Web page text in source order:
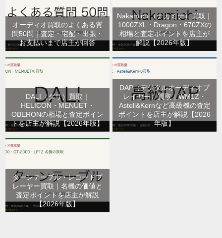
オーディオ買取のよくある質
問50問｜査定・宅配・出張・
お支払いまで店主が回答
Nakamichi（ナカミチ）買取｜
1000ZXL・Dragon・670ZXの
相場と査定ポイントを店主が
解説【2026年版】
DALI（ダリ）買取｜
HELICON・MENUET・
OBERONの相場と査定ポイン
トを店主が解説【2026年版】
DAP（デジタルオーディオプ
レイヤー）買取｜WM1Z・
Astell&Kernなど高級機の査定
ポイントを店主が解説【2026
年版】
ターンテーブル・レコードプ
レーヤー買取｜名機の価値と
査定ポイントを店主が解説
【2026年版】